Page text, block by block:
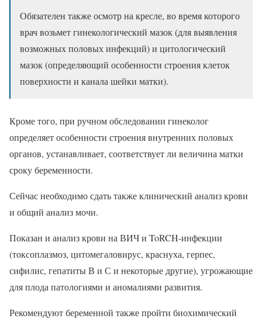
Обязателен также осмотр на кресле, во время которого
врач возьмет гинекологический мазок (для выявления
возможных половых инфекций) и цитологический
мазок (определяющий особенности строения клеток
поверхности и канала шейки матки).
Кроме того, при ручном обследовании гинеколог
определяет особенности строения внутренних половых
органов, устанавливает, соответствует ли величина матки
сроку беременности.
Сейчас необходимо сдать также клинический анализ крови
и общий анализ мочи.
Показан и анализ крови на ВИЧ и ToRCH-инфекции
(токсоплазмоз, цитомегаловирус, краснуха, герпес,
сифилис, гепатиты В и С и некоторые другие), угрожающие
для плода патологиями и аномалиями развития.
Рекомендуют беременной также пройти биохимический